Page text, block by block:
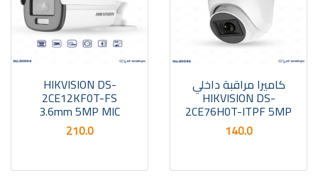
كاميرا مراقبة داخلي
HIKVISION DS-
2CE76H0T-ITPF 5MP
140.0
HIKVISION DS-
2CE12KF0T-FS
3.6mm 5MP MIC
210.0